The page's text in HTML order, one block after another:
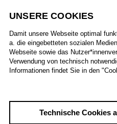
UNSERE COOKIES
Damit unsere Webseite optimal
a. die eingebetteten sozialen
Webseite sowie das
Verwendung von technisch
Informationen findet Sie in den
Technische Cookies